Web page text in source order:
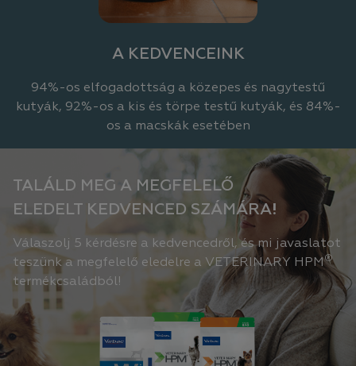
A KEDVENCEINK
94%-os elfogadottság a közepes és nagytestű
kutyák, 92%-os a kis és törpe testű kutyák, és 84%-
os a macskák esetében
TALÁLD MEG A MEGFELELŐ
ELEDELT KEDVENCED SZÁMÁRA!
Válaszolj 5 kérdésre a kedvencedről, és mi javaslatot
teszünk a megfelelő eledelre a VETERINARY HPM®
termékcsaládból!